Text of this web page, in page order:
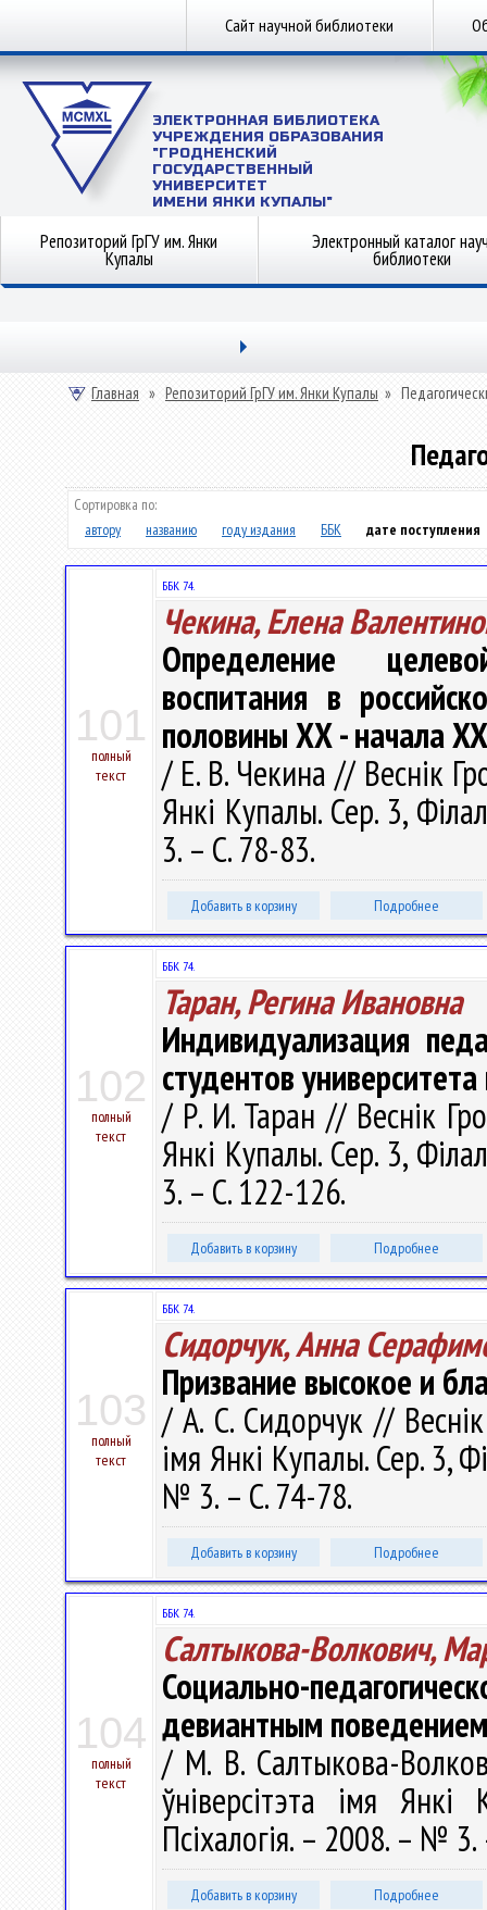
Сайт научной библиотеки
ЭЛЕКТРОННАЯ БИБЛИОТЕКА
УЧРЕЖДЕНИЯ ОБРАЗОВАНИЯ
"ГРОДНЕНСКИЙ
ГОСУДАРСТВЕННЫЙ
УНИВЕРСИТЕТ
ИМЕНИ ЯНКИ КУПАЛЫ"
Репозиторий ГрГУ им. Янки
Купалы
Электронный каталог
библиотеки
Главная » Репозиторий ГрГУ им. Янки Купалы »
Сортировка по:
автору
названию году издания ББК дате поступления
101
полный
текст
ББК 74.
Чекина, Елена
Определение
воспитания в
половины ХХ - начала
/ Е. В. Чекина // Веснік
Янкі Купалы. Сер. 3,
3. – С. 78-83.
Добавить в корзину Подробнее
102
полный
текст
ББК 74.
Таран, Регина Ивановна
Индивидуализация
студентов
/ Р. И. Таран // Веснік
Янкі Купалы. Сер. 3,
3. – С. 122-126.
Добавить в корзину Подробнее
103
полный
текст
ББК 74.
Сидорчук, Анна
Призвание высокое и
/ А. С. Сидорчук // Веснік
імя Янкі Купалы. Сер. 3,
№ 3. – С. 74-78.
Добавить в корзину Подробнее
104
полный
текст
ББК 74.
Салтыкова-Волкович,
Социально-
девиантным поведением
/ М. В. Салтыкова-
ўніверсітэта імя Янкі
Псіхалогія. – 2008. – №
Добавить в корзину Подробнее